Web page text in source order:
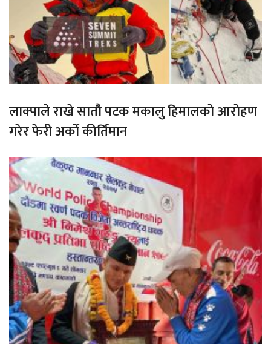
लाक्पाले राखे सातौ पटक मकालु हिमालको आरोहण
गरेर फेरी अर्को कीर्तिमान